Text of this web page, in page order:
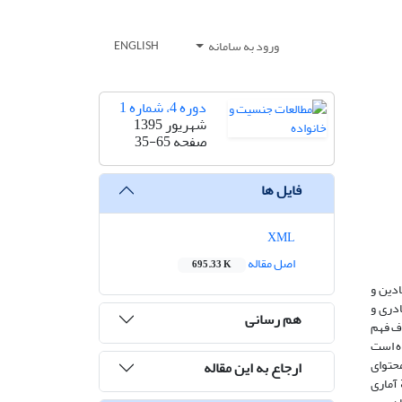
ورود به سامانه ENGLISH
و
و
فهم
است
دوره 4، شماره 1
شهریور 1395
صفحه35-65
فایل ها
اصل مقاله
695.33 K
هم رسانی
ارجاع به این مقاله